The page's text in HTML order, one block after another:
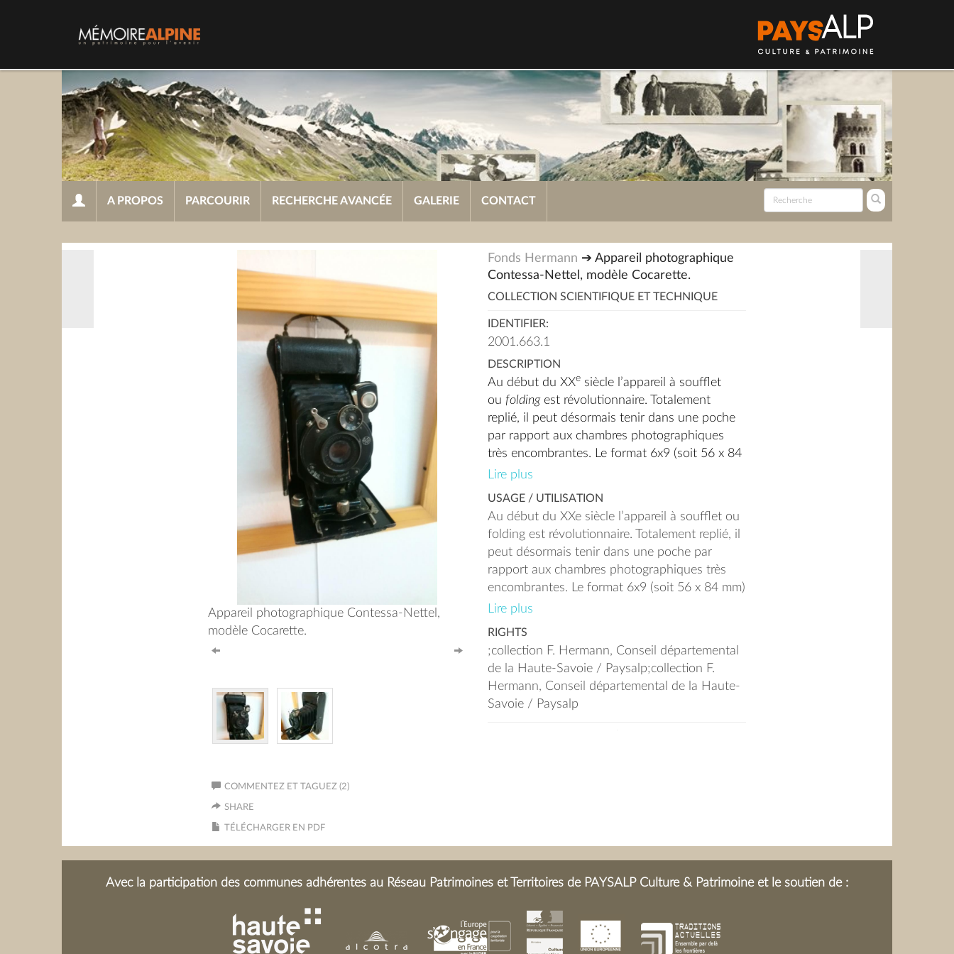
A PROPOS PARCOURIR RECHERCHE AVANCÉE GALERIE CONTACT
Appareil photographique Contessa-Nettel,
modèle Cocarette.
COMMENTEZ ET TAGUEZ (2)
SHARE
TÉLÉCHARGER EN PDF
Fonds Hermann ➔ Appareil photographique
Contessa-Nettel, modèle Cocarette.
COLLECTION SCIENTIFIQUE ET TECHNIQUE
IDENTIFIER:
2001.663.1
DESCRIPTION
Au début du XXesiècle l’appareil à soufflet
ou foldingest révolutionnaire. Totalement
replié, il peut désormais tenir dans une poche
par rapport aux chambres photographiques
très encombrantes. Le format 6x9 (soit 56 x 84
mm) se démocratise pour les prises de vues ce
agrandissement. La marque allemande
Contessa-Nettel fut créée en 1919 avant de
rejoindre le groupe Zeiss Ikon en 1926. La
firme produit ce modèle Cocaretteà soufflet
entre 1926 et 1930 dans son usine de Dresde.
Métal, verre, similicuir.
Lire plus
USAGE / UTILISATION
Au début du XXe siècle l’appareil à soufflet ou
folding est révolutionnaire. Totalement replié, il
peut désormais tenir dans une poche par
rapport aux chambres photographiques très
encombrantes. Le format 6x9 (soit 56 x 84 mm)
se démocratise pour les prises de vues ce qui
Lire plus
RIGHTS
;collection F. Hermann, Conseil départemental
de la Haute-Savoie / Paysalp;collection F.
Hermann, Conseil départemental de la Haute-
Savoie / Paysalp
Avec la participation des communes adhérentes au Réseau Patrimoines et Territoires de PAYSALP Culture & Patrimoine et le soutien de :